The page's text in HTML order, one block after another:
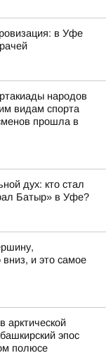
в Уфе
народов
видам спорта
прошла в
дух: кто стал
Батыр» в Уфе?
и это самое
арктической
эпос
полюсе